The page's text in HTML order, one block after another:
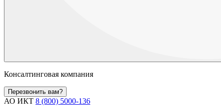
Консалтинговая компания
Перезвонить вам?
АО ИКТ 8 (800) 5000-136